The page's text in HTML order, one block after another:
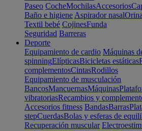
Paseo CocheMochilasAccesorios
Baño e higiene Aspirador nasal
Textil bebé CojinesFunda
Seguridad Barreras
Deporte
Equipamiento de cardio Máquinas
spinningElípticasBicicletas estáticas
complementosCintasRodillos
Equipamiento de musculación
BancosMancuernasMáquinas
vibratoriasRecambios y
Accesorios fitness BandasBarras
stepCuerdasBolas y esferas de
Recuperación muscular